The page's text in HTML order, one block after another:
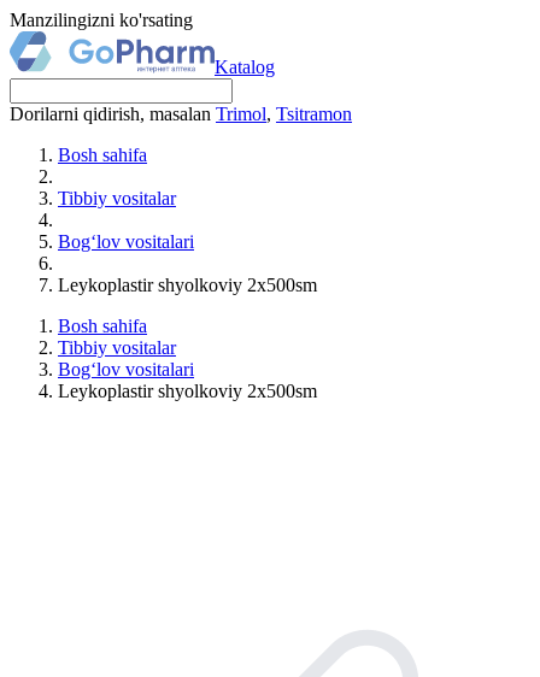
Manzilingizni ko'rsating
Katalog
Dorilarni qidirish, masalan Trimol, Tsitramon
Bosh sahifa
Tibbiy vositalar
Bog‘lov vositalari
Leykoplastir shyolkoviy 2x500sm
Bosh sahifa
Tibbiy vositalar
Bog‘lov vositalari
Leykoplastir shyolkoviy 2x500sm